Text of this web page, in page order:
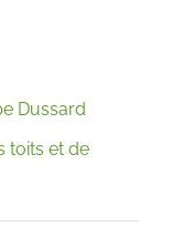
Dussard
toits et de